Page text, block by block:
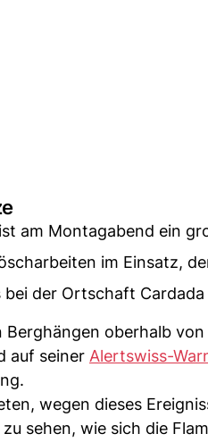
am Montagabend ein
im Einsatz,
bei der Ortschaft
oberhalb
auf seiner Alertswiss-
wegen dieses
sehen, wie sich die